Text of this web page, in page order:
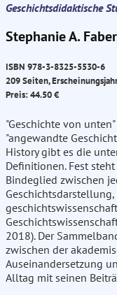
Geschichtsdidaktische
Stephanie A.
ISBN 978-3-8325-5530-6
209 Seiten,
Preis: 44.50 €
"Geschichte von
"angewandte
History gibt es die
Definitionen. Fest
Bindeglied zwischen
2018). Der
zwischen der
Auseinandersetzung
Alltag mit seinen